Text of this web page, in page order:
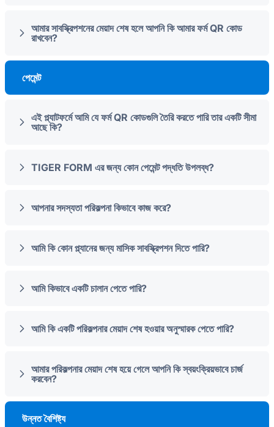
আমার সাবস্ক্রিপশনের মেয়াদ শেষ হলে আপনি কি আমার ফর্ম QR কোড
রাখবেন?
পেমেন্ট
এই প্ল্যাটফর্মে আমি যে ফর্ম QR কোডগুলি তৈরি করতে পারি তার একটি সীমা
আছে কি?
TIGER FORM এর জন্য কোন পেমেন্ট পদ্ধতি উপলব্ধ?
আপনার সদস্যতা পরিকল্পনা কিভাবে কাজ করে?
আমি কি কোন প্ল্যানের জন্য মাসিক সাবস্ক্রিপশন দিতে পারি?
আমি কিভাবে একটি চালান পেতে পারি?
আমি কি একটি পরিকল্পনার মেয়াদ শেষ হওয়ার অনুস্মারক পেতে পারি?
আমার পরিকল্পনার মেয়াদ শেষ হয়ে গেলে আপনি কি স্বয়ংক্রিয়ভাবে চার্জ
করবেন?
উন্নত বৈশিষ্ট্য